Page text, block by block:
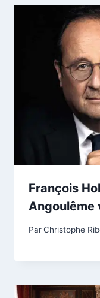
François
Angoulême
ParChristophe